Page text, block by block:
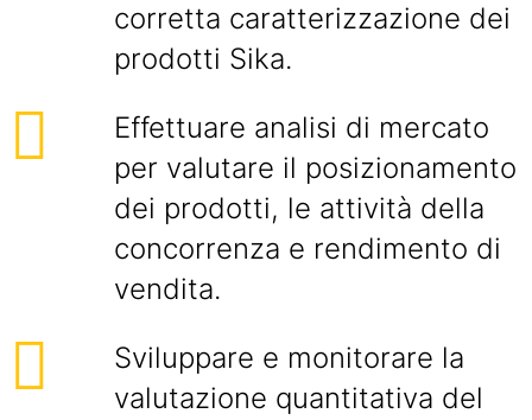
corretta caratterizzazione dei
prodotti Sika.
Effettuare analisi di mercato
per valutare il posizionamento
dei prodotti, le attività della
concorrenza e rendimento di
vendita.
Sviluppare e monitorare la
valutazione quantitativa del